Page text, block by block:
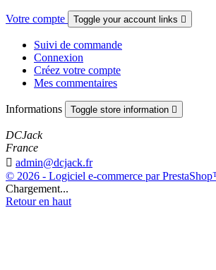
Votre compte Toggle your account links 
Suivi de commande
Connexion
Créez votre compte
Mes commentaires
Informations Toggle store information 
DCJack
France
 admin@dcjack.fr
© 2026 - Logiciel e-commerce par
Chargement...
Retour en haut